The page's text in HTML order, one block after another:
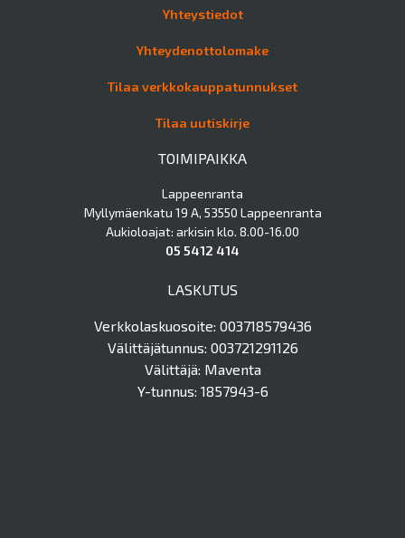
Yhteystiedot
Yhteydenottolomake
Tilaa verkkokauppatunnukset
Tilaa uutiskirje
TOIMIPAIKKA
Lappeenranta
Myllymäenkatu 19 A, 53550 Lappeenranta
Aukioloajat: arkisin klo. 8.00-16.00
05 5412 414
LASKUTUS
Verkkolaskuosoite: 003718579436
Välittäjätunnus: 003721291126
Välittäjä: Maventa
Y-tunnus: 1857943-6